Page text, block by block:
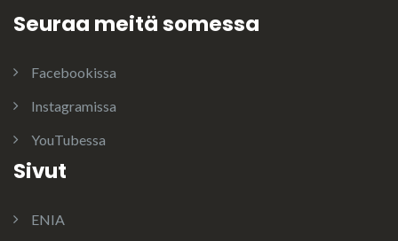
Seuraa meitä somessa
Facebookissa
Instagramissa
YouTubessa
Sivut
ENIA